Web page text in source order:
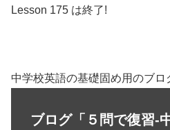
Lesson 175 は終了!
中学校英語の基礎固め用のブロ
ブログ「５問で復習-